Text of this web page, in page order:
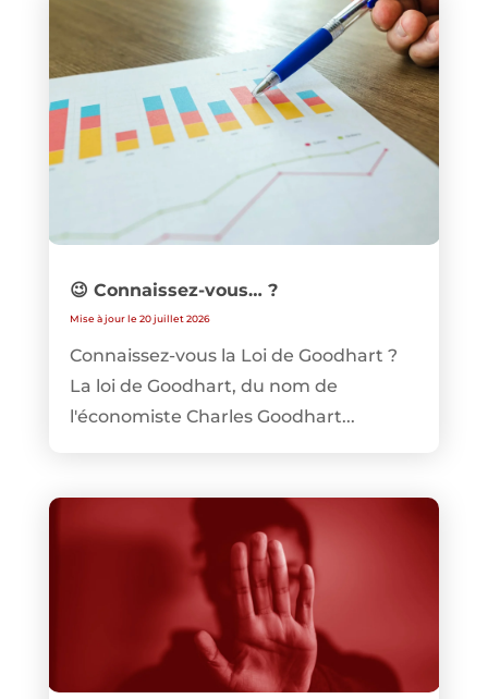
😉 Connaissez-vous… ?
Mise à jour le 20 juillet 2026
Connaissez-vous la Loi de Goodhart ?
La loi de Goodhart, du nom de
l'économiste Charles Goodhart...